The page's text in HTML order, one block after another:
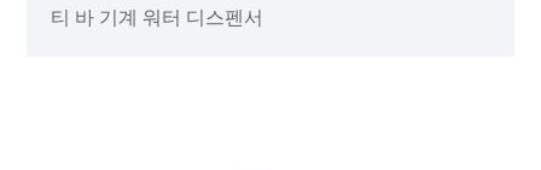
티 바 기계 워터 디스펜서